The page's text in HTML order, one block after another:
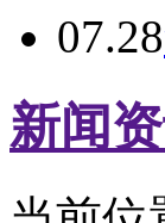
07.28
新闻